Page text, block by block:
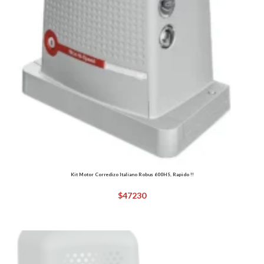
Kit Motor Corredizo Italiano Robus 600HS, Rapido !!
$47230